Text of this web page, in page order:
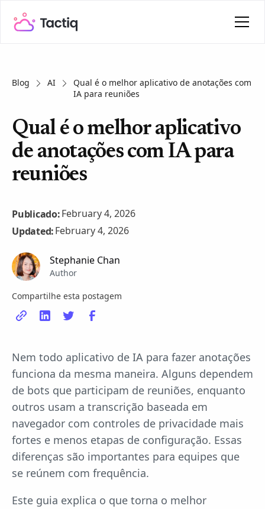
Blog AI
Qual é o melhor aplicativo de anotações com
IA para reuniões
Qual é o melhor aplicativo
de anotações com IA para
reuniões
Publicado:February 4, 2026
Updated:February 4, 2026
Stephanie Chan
Author
Compartilhe esta postagem
Nem todo aplicativo de IA para fazer anotações
funciona da mesma maneira. Alguns dependem
de bots que participam de reuniões, enquanto
outros usam a transcrição baseada em
navegador com controles de privacidade mais
fortes e menos etapas de configuração. Essas
diferenças são importantes para equipes que
se reúnem com frequência.
Este guia explica o que torna o melhor